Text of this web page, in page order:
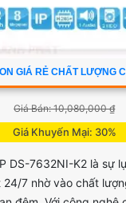
GIÁ RẺ CHẤT LƯỢNG
Giá Bán: 10,080,000 ₫
Giá Khuyến Mại: 30%
DS-7632NI-K2 là sự
7 nhờ vào chất